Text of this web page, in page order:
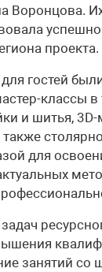
Воронцова.
проекта.
гостей
классы
и шитья,
также
для
занятий со